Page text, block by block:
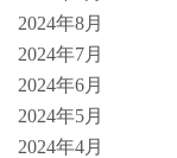
2024年8月
2024年7月
2024年6月
2024年5月
2024年4月